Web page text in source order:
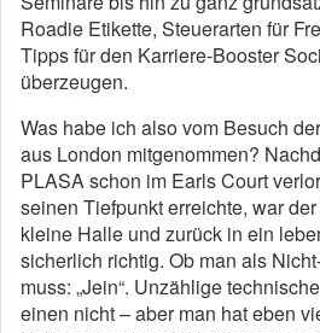
Roadie Etikette, Steuerarten für
Tipps für den Karriere-Booster
überzeugen.
Was habe ich also vom Besuch
aus London mitgenommen?
PLASA schon im Earls Court
seinen Tiefpunkt erreichte, war
kleine Halle und zurück in ein
sicherlich richtig. Ob man als
muss: „Jein“. Unzählige
einen nicht – aber man hat eben